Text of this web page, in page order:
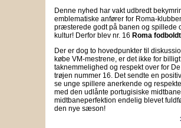
Denne nyhed har vakt udbredt
emblematiske anfører for Roma-
præsterede godt på banen og spillede
kultur! Derfor blev nr. 16 Roma
Der er dog to hovedpunkter til
købe VM-mestrene, er det ikke for
taknemmelighed og respekt over for
trøjen nummer 16. Det sendte en
se unge spillere anerkende og
med den udlånte portugisiske
midtbaneperfektion endelig blevet
den nye sæson!